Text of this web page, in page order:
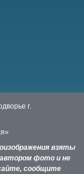
г.
взяты
фото и не
сообщите